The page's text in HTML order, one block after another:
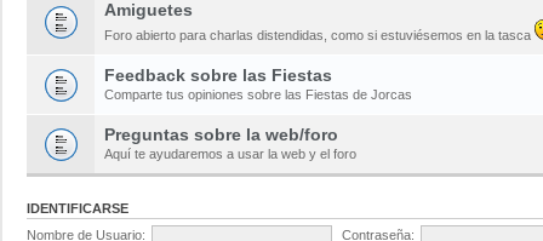
Amiguetes
Foro abierto para charlas distendidas, como si estuviésemos en la tasca
Feedback sobre las Fiestas
Comparte tus opiniones sobre las Fiestas de Jorcas
Preguntas sobre la web/foro
Aquí te ayudaremos a usar la web y el foro
IDENTIFICARSE
Nombre de Usuario:
Contraseña: